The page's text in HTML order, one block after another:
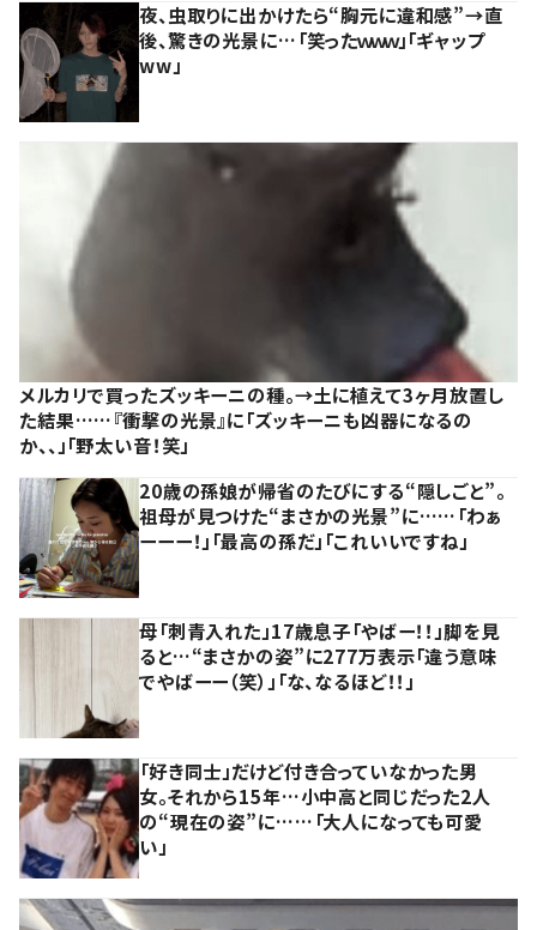
夜、虫取りに出かけたら“胸元に違和感”→直
後、驚きの光景に…「笑ったｗｗｗ」「ギャップ
ww」
メルカリで買ったズッキーニの種。→土に植えて3ヶ月放置し
た結果……『衝撃の光景』に「ズッキーニも凶器になるの
か、、」「野太い音！笑」
20歳の孫娘が帰省のたびにする“隠しごと”。
祖母が見つけた“まさかの光景”に……「わぁ
ーーー！」「最高の孫だ」「これいいですね」
母「刺青入れた」17歳息子「やばー！！」脚を見
ると…“まさかの姿”に277万表示「違う意味
でやばーー（笑）」「な、なるほど！！」
「好き同士」だけど付き合っていなかった男
女。それから15年…小中高と同じだった2人
の“現在の姿”に……「大人になっても可愛
い」